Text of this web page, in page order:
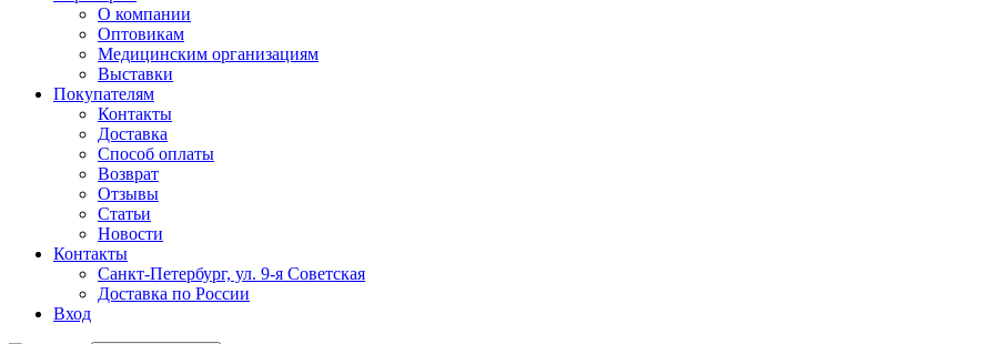
О компании
Оптовикам
Медицинским организациям
Выставки
Покупателям
Контакты
Доставка
Способ оплаты
Возврат
Отзывы
Статьи
Новости
Контакты
Санкт-Петербург, ул. 9-я Советская
Доставка по России
Вход